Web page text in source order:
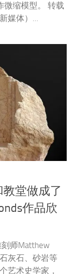
微缩模型。 转载
媒体）...
堂做成了
作品欣
师Matthew
灰石、砂岩等
艺术史学家，